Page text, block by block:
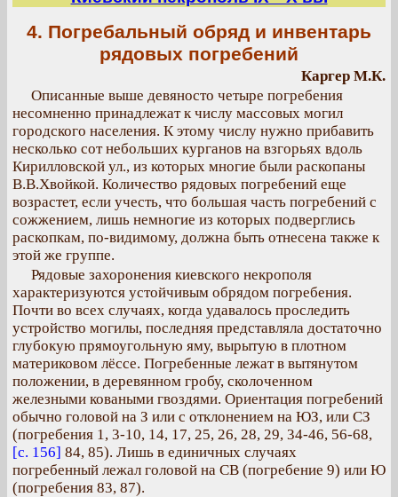
4. Погребальный обряд и инвентарь
рядовых погребений
Каргер М.К.
Описанные выше девяносто четыре погребения
несомненно принадлежат к числу массовых могил
городского населения. К этому числу нужно прибавить
несколько сот небольших курганов на взгорьях вдоль
Кирилловской ул., из которых многие были раскопаны
В.В.Хвойкой. Количество рядовых погребений еще
возрастет, если учесть, что большая часть погребений с
сожжением, лишь немногие из которых подверглись
раскопкам, по-видимому, должна быть отнесена также к
этой же группе.
Рядовые захоронения киевского некрополя
характеризуются устойчивым обрядом погребения.
Почти во всех случаях, когда удавалось проследить
устройство могилы, последняя представляла достаточно
глубокую прямоугольную яму, вырытую в плотном
материковом лёссе. Погребенные лежат в вытянутом
положении, в деревянном гробу, сколоченном
железными коваными гвоздями. Ориентация погребений
обычно головой на З или с отклонением на ЮЗ, или СЗ
(погребения 1, 3-10, 14, 17, 25, 26, 28, 29, 34-46, 56-68,
[с. 156] 84, 85). Лишь в единичных случаях
погребенный лежал головой на СВ (погребение 9) или Ю
(погребения 83, 87).